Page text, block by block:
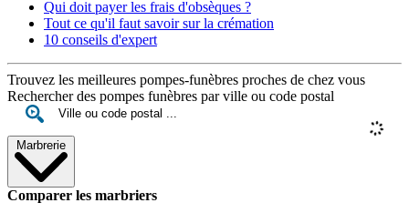
Qui doit payer les frais d'obsèques ?
Tout ce qu'il faut savoir sur la crémation
10 conseils d'expert
Trouvez les meilleures pompes-funèbres proches de chez vous
Rechercher des pompes funèbres par ville ou code postal
Marbrerie
Comparer les marbriers